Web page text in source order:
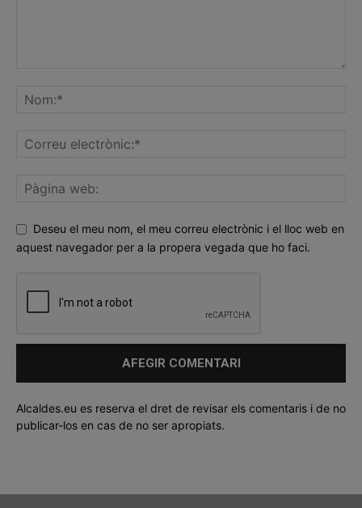
Deseu el meu nom, el meu correu electrònic i el lloc web en
aquest navegador per a la propera vegada que ho faci.
Alcaldes.eu es reserva el dret de revisar els comentaris i de no
publicar-los en cas de no ser apropiats.